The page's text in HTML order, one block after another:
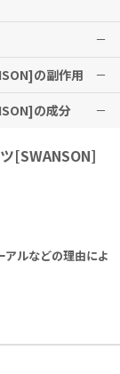
さい。
取を推奨しており
ださい。
。 の副作用
た際はただちに使
の成分
[SWANSON]
ルなどの理由によ